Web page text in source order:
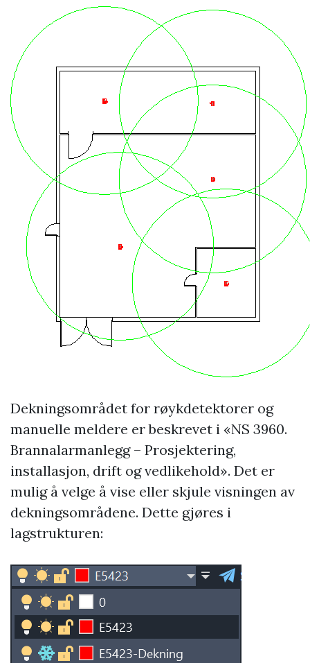
Dekningsområdet for røykdetektorer og
manuelle meldere er beskrevet i «NS 3960.
Brannalarmanlegg – Prosjektering,
installasjon, drift og vedlikehold». Det er
mulig å velge å vise eller skjule visningen av
dekningsområdene. Dette gjøres i
lagstrukturen: